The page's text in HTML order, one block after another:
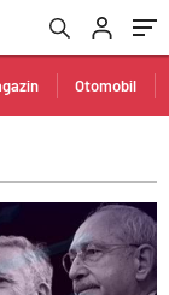
Otomobil